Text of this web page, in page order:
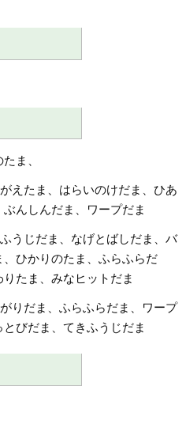
ま、
えたま、はらいのけだま、ひあ
んしんだま、ワープだま
うじだま、なげとばしだま、バ
ひかりのたま、ふらふらだ
たま、みなヒットだま
りだま、ふらふらだま、ワープ
びだま、てきふうじだま